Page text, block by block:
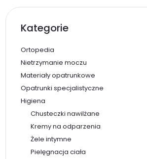
Kategorie
Ortopedia
Nietrzymanie moczu
Materiały opatrunkowe
Opatrunki specjalistyczne
Higiena
Chusteczki nawilżane
Kremy na odparzenia
Żele intymne
Pielęgnacja ciała